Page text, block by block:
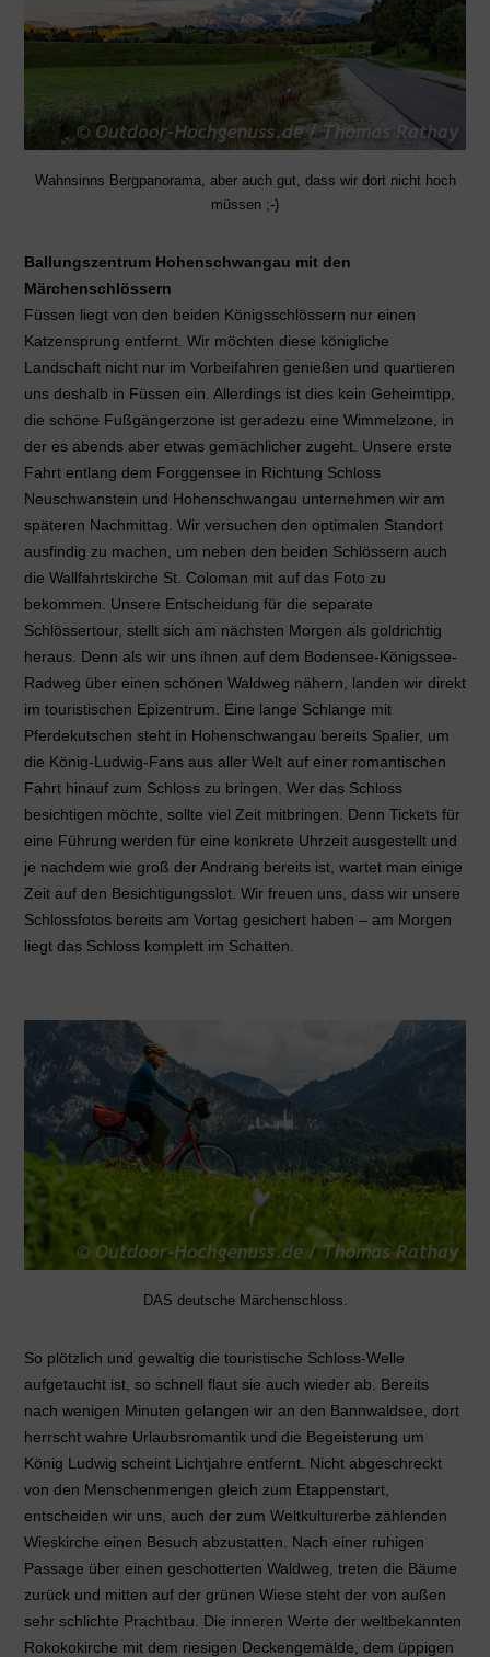
Wahnsinns Bergpanorama, aber auch gut, dass wir dort nicht hoch
müssen ;-)
Ballungszentrum Hohenschwangau mit den
Märchenschlössern
Füssen liegt von den beiden Königsschlössern nur einen
Katzensprung entfernt. Wir möchten diese königliche
Landschaft nicht nur im Vorbeifahren genießen und quartieren
uns deshalb in Füssen ein. Allerdings ist dies kein Geheimtipp,
die schöne Fußgängerzone ist geradezu eine Wimmelzone, in
der es abends aber etwas gemächlicher zugeht. Unsere erste
Fahrt entlang dem Forggensee in Richtung Schloss
Neuschwanstein und Hohenschwangau unternehmen wir am
späteren Nachmittag. Wir versuchen den optimalen Standort
ausfindig zu machen, um neben den beiden Schlössern auch
die Wallfahrtskirche St. Coloman mit auf das Foto zu
bekommen. Unsere Entscheidung für die separate
Schlössertour, stellt sich am nächsten Morgen als goldrichtig
heraus. Denn als wir uns ihnen auf dem Bodensee-Königssee-
Radweg über einen schönen Waldweg nähern, landen wir direkt
im touristischen Epizentrum. Eine lange Schlange mit
Pferdekutschen steht in Hohenschwangau bereits Spalier, um
die König-Ludwig-Fans aus aller Welt auf einer romantischen
Fahrt hinauf zum Schloss zu bringen. Wer das Schloss
besichtigen möchte, sollte viel Zeit mitbringen. Denn Tickets für
eine Führung werden für eine konkrete Uhrzeit ausgestellt und
je nachdem wie groß der Andrang bereits ist, wartet man einige
Zeit auf den Besichtigungsslot. Wir freuen uns, dass wir unsere
Schlossfotos bereits am Vortag gesichert haben – am Morgen
liegt das Schloss komplett im Schatten.
DAS deutsche Märchenschloss.
So plötzlich und gewaltig die touristische Schloss-Welle
aufgetaucht ist, so schnell flaut sie auch wieder ab. Bereits
nach wenigen Minuten gelangen wir an den Bannwaldsee, dort
herrscht wahre Urlaubsromantik und die Begeisterung um
König Ludwig scheint Lichtjahre entfernt. Nicht abgeschreckt
von den Menschenmengen gleich zum Etappenstart,
entscheiden wir uns, auch der zum Weltkulturerbe zählenden
Wieskirche einen Besuch abzustatten. Nach einer ruhigen
Passage über einen geschotterten Waldweg, treten die Bäume
zurück und mitten auf der grünen Wiese steht der von außen
sehr schlichte Prachtbau. Die inneren Werte der weltbekannten
Rokokokirche mit dem riesigen Deckengemälde, dem üppigen